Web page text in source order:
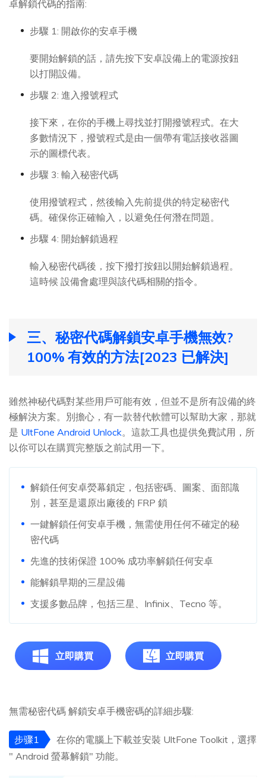
卓解鎖代碼的指南:
步驟 1: 開啟你的安卓手機
要開始解鎖的話，請先按下安卓設備上的電源按鈕
以打開設備。
步驟 2: 進入撥號程式
接下來，在你的手機上尋找並打開撥號程式。在大
多數情況下，撥號程式是由一個帶有電話接收器圖
示的圖標代表。
步驟 3: 輸入秘密代碼
使用撥號程式，然後輸入先前提供的特定秘密代
碼。確保你正確輸入，以避免任何潛在問題。
步驟 4: 開始解鎖過程
輸入秘密代碼後，按下撥打按鈕以開始解鎖過程。
這時候 設備會處理與該代碼相關的指令。
三、秘密代碼解鎖安卓手機無效?
100% 有效的方法[2023 已解決]
雖然神秘代碼對某些用戶可能有效，但並不是所有設備的終
極解決方案。別擔心，有一款替代軟體可以幫助大家，那就
是 UltFone Android Unlock。這款工具也提供免費試用，所
以你可以在購買完整版之前試用一下。
解鎖任何安卓熒幕鎖定，包括密碼、圖案、面部識
別，甚至是還原出廠後的 FRP 鎖
一鍵解鎖任何安卓手機，無需使用任何不確定的秘
密代碼
先進的技術保證 100% 成功率解鎖任何安卓
能解鎖早期的三星設備
支援多數品牌，包括三星、Infinix、Tecno 等。
立即購買 立即購買
無需秘密代碼 解鎖安卓手機密碼的詳細步驟:
步骤1
在你的電腦上下載並安裝 UltFone Toolkit，選擇
" Android 螢幕解鎖" 功能。